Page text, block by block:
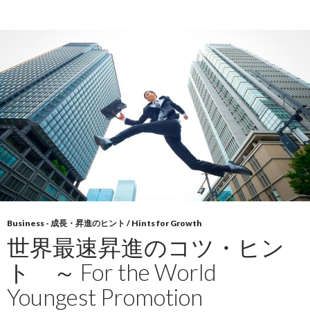
Business - 成長・昇進のヒント / Hints for Growth
世界最速昇進のコツ・ヒン
ト ～ For the World
Youngest Promotion